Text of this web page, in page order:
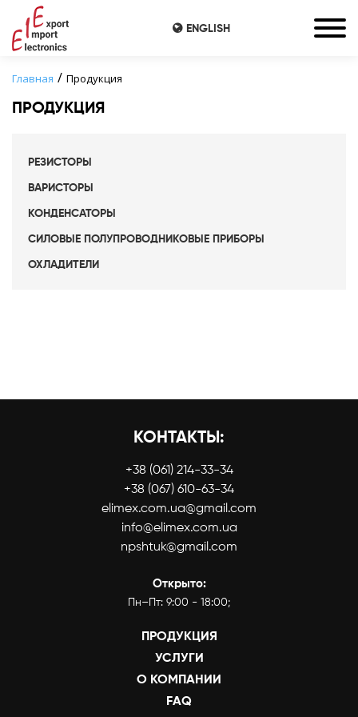
ENGLISH
Главная Продукция
ПРОДУКЦИЯ
РЕЗИСТОРЫ
ВАРИСТОРЫ
КОНДЕНСАТОРЫ
СИЛОВЫЕ ПОЛУПРОВОДНИКОВЫЕ ПРИБОРЫ
ОХЛАДИТЕЛИ
КОНТАКТЫ:
+38 (061) 214-33-34
+38 (067) 610-63-34
elimex.com.ua@gmail.com
info@elimex.com.ua
npshtuk@gmail.com
Открыто:
Пн–Пт: 9:00 - 18:00;
ПРОДУКЦИЯ
УСЛУГИ
О КОМПАНИИ
FAQ